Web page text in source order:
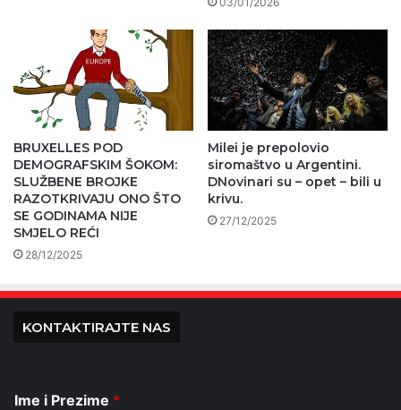
BRUXELLES POD
DEMOGRAFSKIM ŠOKOM:
SLUŽBENE BROJKE
RAZOTKRIVAJU ONO ŠTO
SE GODINAMA NIJE
SMJELO REĆI
28/12/2025
Milei je prepolovio
siromaštvo u Argentini.
DNovinari su – opet – bili u
krivu.
27/12/2025
KONTAKTIRAJTE NAS
Ime i Prezime *